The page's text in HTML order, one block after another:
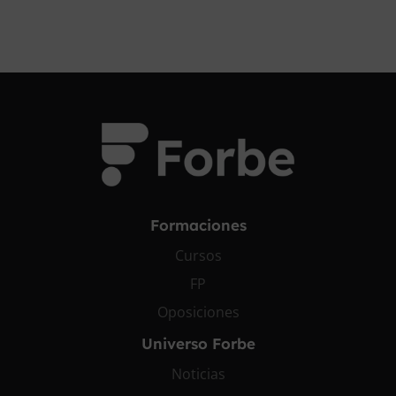
Formaciones
Cursos
FP
Oposiciones
Universo Forbe
Noticias